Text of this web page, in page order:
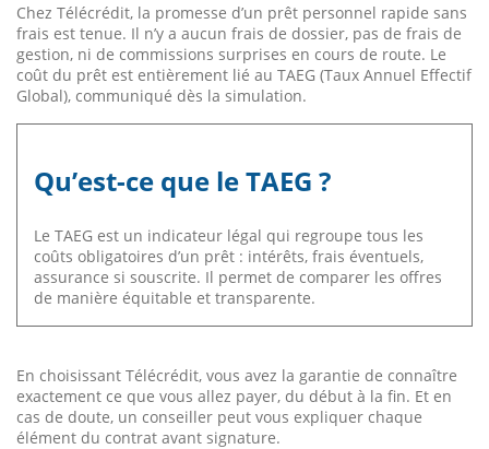
Chez Télécrédit, la promesse d’un prêt personnel rapide sans
frais est tenue. Il n’y a aucun frais de dossier, pas de frais de
gestion, ni de commissions surprises en cours de route. Le
coût du prêt est entièrement lié au TAEG (Taux Annuel Effectif
Global), communiqué dès la simulation.
Qu’est-ce que le TAEG ?
Le TAEG est un indicateur légal qui regroupe tous les
coûts obligatoires d’un prêt : intérêts, frais éventuels,
assurance si souscrite. Il permet de comparer les offres
de manière équitable et transparente.
En choisissant Télécrédit, vous avez la garantie de connaître
exactement ce que vous allez payer, du début à la fin. Et en
cas de doute, un conseiller peut vous expliquer chaque
élément du contrat avant signature.